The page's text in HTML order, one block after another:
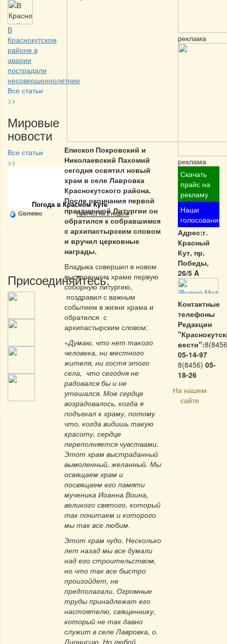
В
Краснокутском
районе в
аварии
пострадали
несовершеннолетние
Все статьи
>>
Мировые
новости
Все статьи
>>
Частная реклама
Погода в Красном Куте
Gismeteo Прогноз на 2 недели
Присоединяйтесь:
Епископ Покровский и
Николаевский Пахомий
сегодня освятил новый
храм в селе Лавровка
Краснокутского района.
После окончания первой
праздничной Литургии он
обратился к собравшимся
с архипастырским словом
и вручил церковные
награды.
Владыка совершил в новом
выстроенном храме первую
соборную литургию,
поздравил с важным
событием в жизни храма и
обратился с
архипастырским словом:
«Думаю, что нет такого
человека, ни местного
жителя, ни гостя этого
села, что сегодня не
радовался бы и не
утешался. Мое сердце
возрадовалось, когда я
подъехал к храму, потому
что, когда видишь такую
красоту, сердце
переполняется чувствами.
Этот храм выстраданный
вымоленный, желанный. Мы
освящаем храм и
посвящаем его памяти
мученика Иоанна Воина,
великого святого, который
так почитаем и которого
мы так все любим.
Этот храм чудо. Несколько
лет назад мы все думали
над его строительством,
но что так все быстро
произойдет, не
предполагали. Огромные
труды принадлежат его
настоятелю, священнику,
который не так давно
служит в селе Лавровка, о.
Дионисию. Но любой
реклама
реклама
Скачать
прайс на
рекламу
Наши
голосования
Адрес:г.
Красный
Кут, пр.
Победы,
26/5 A
Контактные
телефоны
Редакции
вести":
05-14-97
8(8456) 05-
18-26
На нашем
сайте